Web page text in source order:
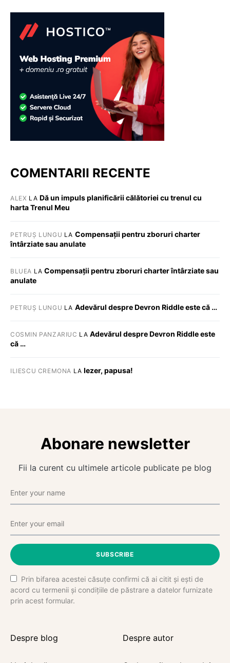
COMENTARII RECENTE
ALEX LA Dă un impuls planificării călătoriei cu trenul cu
harta Trenul Meu
PETRUȘ LUNGU LA Compensații pentru zboruri charter
întârziate sau anulate
BLUEA LACompensații pentru zboruri charter întârziate sau
anulate
PETRUȘ LUNGU LA Adevărul despre Devron Riddle este că …
COSMIN PANZARIUC LA Adevărul despre Devron Riddle este
că …
ILIESCU CREMONA LA Iezer, papusa!
Abonare newsletter
Fii la curent cu ultimele articole publicate pe blog
SUBSCRIBE
Prin bifarea acestei căsuțe confirmi că ai citit și ești de
acord cu termenii și condițiile de păstrare a datelor furnizate
prin acest formular.
Despre blog Despre autor